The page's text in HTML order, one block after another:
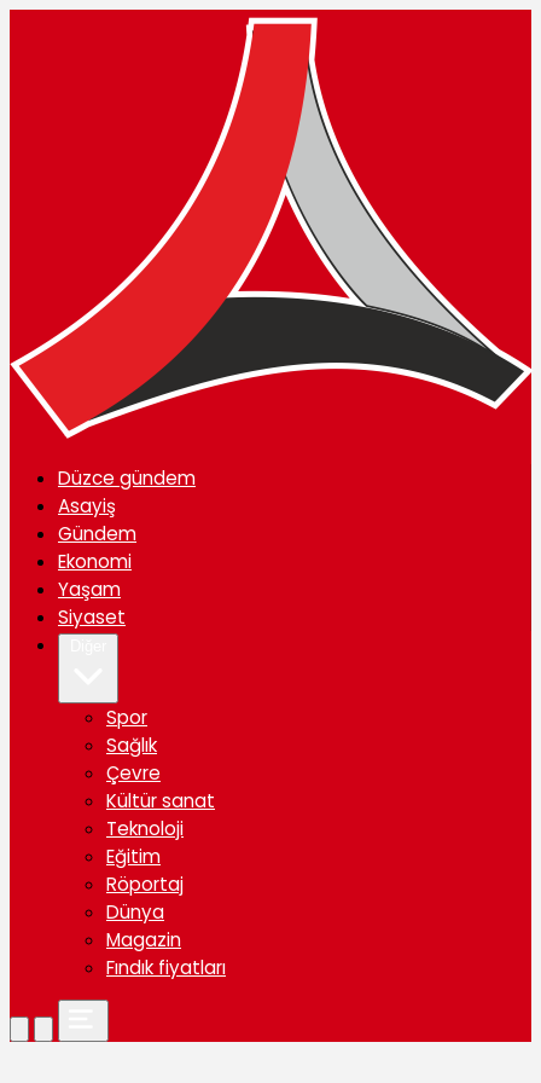
Düzce gündem
Asayiş
Gündem
Ekonomi
Yaşam
Siyaset
Spor
Sağlık
Çevre
Kültür sanat
Teknoloji
Eğitim
Röportaj
Dünya
Magazin
Fındık fiyatları